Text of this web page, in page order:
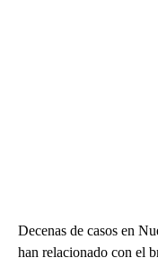
Decenas de casos en
han relacionado con el